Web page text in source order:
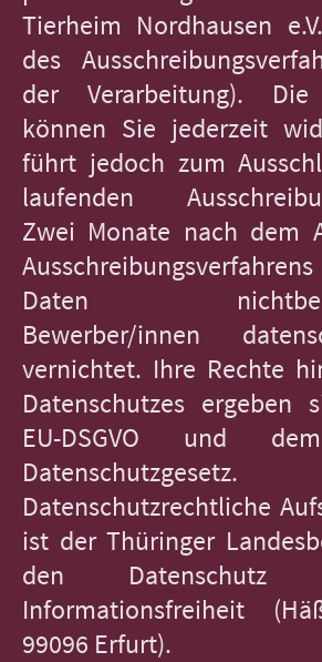
Tierheim Nordhausen
des
der Verarbeitung). Die
können Sie jederzeit
führt jedoch zum
laufenden
Zwei Monate nach dem
Daten
Bewerber/innen
vernichtet. Ihre Rechte
Datenschutzes ergeben
EU-DSGVO und
Datenschutzgesetz.
Datenschutzrechtliche
ist der Thüringer
den
Informationsfreiheit
99096 Erfurt).